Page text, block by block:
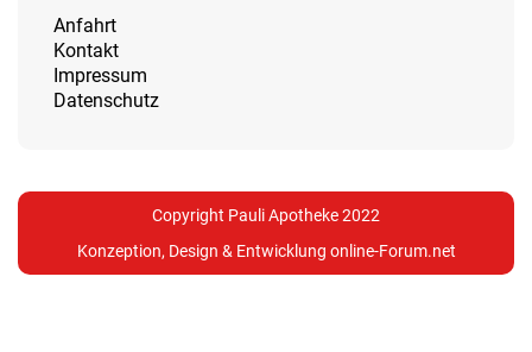
Anfahrt
Kontakt
Impressum
Datenschutz
Copyright Pauli Apotheke 2022
Konzeption, Design & Entwicklung online-Forum.net